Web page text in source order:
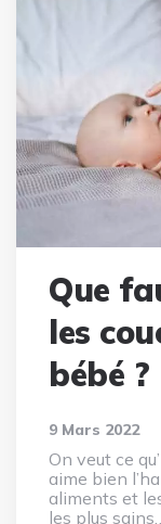
Que
les
bébé ?
9 Mars 2022
On veut ce
aime bien
aliments et
les plus